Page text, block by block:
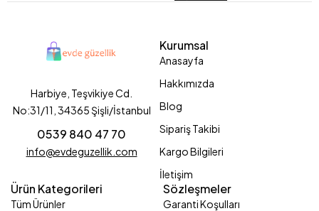
Harbiye, Teşvikiye Cd.
No:31/11, 34365 Şişli/İstanbul
0539 840 47 70
info@evdeguzellik.com
Kurumsal
Anasayfa
Hakkımızda
Blog
Sipariş Takibi
Kargo Bilgileri
İletişim
Ürün Kategorileri
Tüm Ürünler
Sözleşmeler
Garanti Koşulları